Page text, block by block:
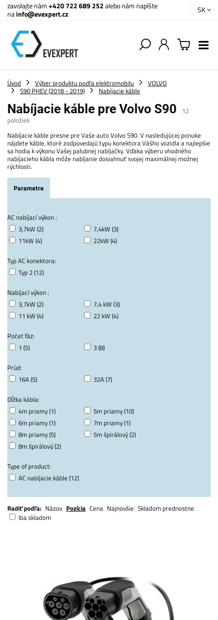
zavolajte nám+420 722 689 252alebo nám napíšte
nainfo@evexpert.cz SK
Úvod Výber produktu podľa elektromobilu
VOLVO
S90 PHEV (2018 - 2019)
Nabíjacie káble
Nabíjacie káble pre Volvo S90
12
položiek
Nabíjacie káble presne pre Vaše auto Volvo S90. V nasledujúcej ponuke
nájdete káble, ktoré zodpovedajú typu konektora Vášho vozidla a najlepšie
sa hodia k výkonu Vašej palubnej nabíjačky. Vďaka výberu vhodného
nabíjacieho kábla môže nabíjanie dosiahnuť svojej maximálnej možnej
rýchlosti.
Parametre
AC nabíjací výkon :
3,7kW (2)
7,4kW (3)
11kW (4)
22kW (4)
Typ AC konektora:
Typ 2 (12)
Nabíjací výkon :
3,7kW (2)
7,4 kW (3)
11 kW (4)
22 kW (4)
Počet fáz:
1 (5)
3 (8)
Prúd:
16A (5)
32A (7)
Dĺžka kábla:
4m priamy (1)
5m priamy (10)
6m priamy (1)
7m priamy (1)
8m priamy (5)
5m špirálový (2)
8m špirálový (2)
Type of product:
AC nabíjacie káble (12)
Radiť podľa: Názov Pozícia Cena Najnovšie Skladom prednostne
Iba skladom